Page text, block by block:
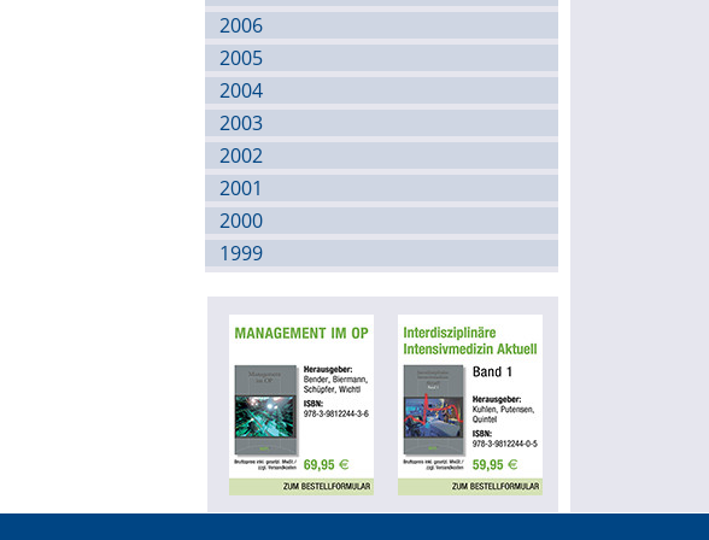
2006
2005
2004
2003
2002
2001
2000
1999